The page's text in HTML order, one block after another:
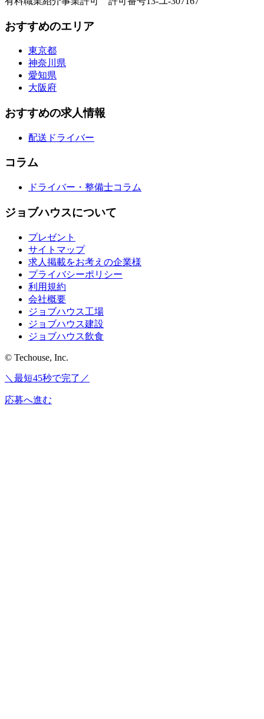
おすすめのエリア
東京都
神奈川県
愛知県
大阪府
おすすめの求人情報
配送ドライバー
コラム
ドライバー・整備士コラム
ジョブハウスについて
プレゼント
サイトマップ
求人掲載をお考えの企業様
プライバシーポリシー
利用規約
会社概要
ジョブハウス工場
ジョブハウス建設
ジョブハウス飲食
© Techouse, Inc.
＼最短45秒で完了／
応募へ進む